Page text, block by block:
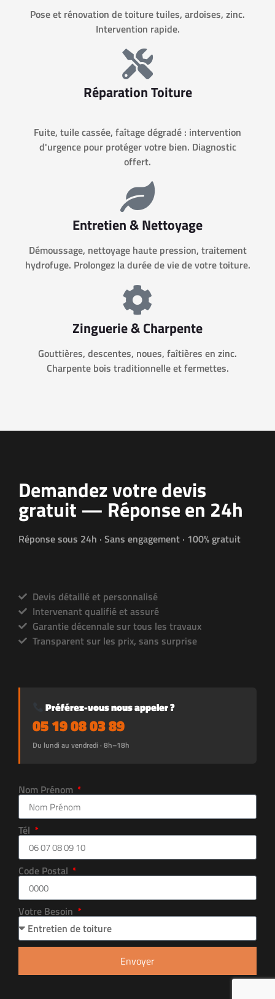
Pose et rénovation de toiture tuiles, ardoises, zinc.
Intervention rapide.
Réparation Toiture
Fuite, tuile cassée, faîtage dégradé : intervention
d'urgence pour protéger votre bien. Diagnostic
offert.
Entretien & Nettoyage
Démoussage, nettoyage haute pression, traitement
hydrofuge. Prolongez la durée de vie de votre toiture.
Zinguerie & Charpente
Gouttières, descentes, noues, faîtières en zinc.
Charpente bois traditionnelle et fermettes.
Demandez votre devis
gratuit — Réponse en 24h
Réponse sous 24h · Sans engagement · 100% gratuit
Devis détaillé et personnalisé
Intervenant qualifié et assuré
Garantie décennale sur tous les travaux
Transparent sur les prix, sans surprise
Préférez-vous nous appeler ?
05 19 08 03 89
Du lundi au vendredi · 8h–18h
Nom Prénom
Tél
Code Postal
Votre Besoin
Envoyer